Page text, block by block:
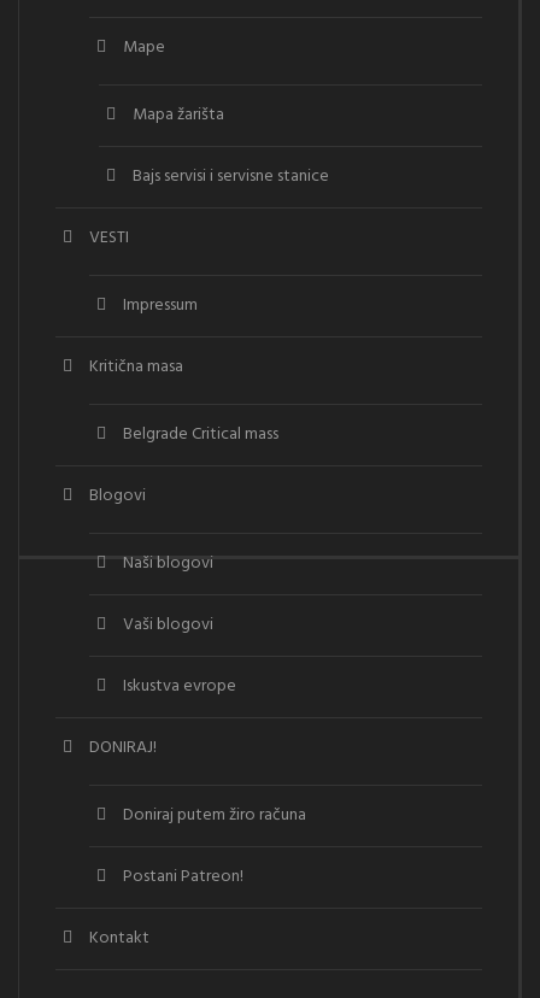
Mape
Mapa žarišta
Bajs servisi i servisne stanice
VESTI
Impressum
Kritična masa
Belgrade Critical mass
Blogovi
Naši blogovi
Vaši blogovi
Iskustva evrope
DONIRAJ!
Doniraj putem žiro računa
Postani Patreon!
Kontakt